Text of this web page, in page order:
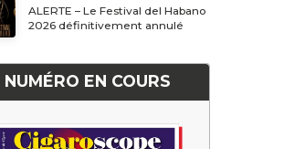
ALERTE – Le Festival del Habano
2026 définitivement annulé
NUMÉRO EN COURS